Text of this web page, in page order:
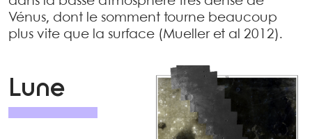
Vénus, dont le somment tourne beaucoup
plus vite que la surface (Mueller et al 2012).
Lune